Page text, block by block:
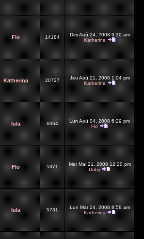
Flo 14184
Dim Aoû 24, 2008 9:30 am
Katherina
Katherina 20727
Jeu Aoû 21, 2008 1:04 pm
Katherina
lula 6064
Lun Aoû 04, 2008 6:29 pm
Flo
Flo 5371
Mer Mai 21, 2008 12:20 pm
Duby
lula 5731
Lun Mar 24, 2008 8:58 am
Katherina